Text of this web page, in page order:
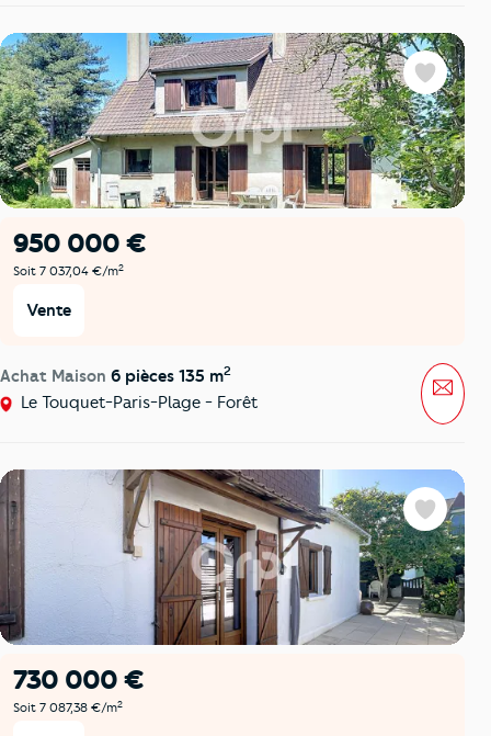
950 000 €
Soit 7 037,04 €/m2
Vente
Achat Maison 6 pièces 135 m2
Le Touquet-Paris-Plage - Forêt
Favoris
730 000 €
Soit 7 087,38 €/m2
Favoris